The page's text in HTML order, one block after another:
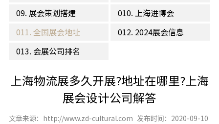
09. 展会策划搭建
010. 上海进博会
011. 全国展会地址
012. 2024展会信息
013. 会展公司排名
上海物流展多久开展?地址在哪里?上海
展会设计公司解答
文章来源：http://www.zd-cultural.com 发布时间：2020-09-10